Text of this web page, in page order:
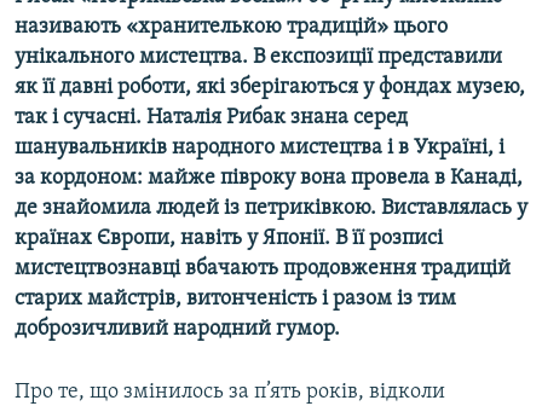
називають «хранителькою традицій» цього
унікального мистецтва. В експозиції представили
як її давні роботи, які зберігаються у фондах музею,
так і сучасні. Наталія Рибак знана серед
шанувальників народного мистецтва і в Україні, і
за кордоном: майже півроку вона провела в Канаді,
де знайомила людей із петриківкою. Виставлялась у
країнах Європи, навіть у Японії. В її розписі
мистецтвознавці вбачають продовження традицій
старих майстрів, витонченість і разом із тим
доброзичливий народний гумор.
Про те, що змінилось за п’ять років, відколи